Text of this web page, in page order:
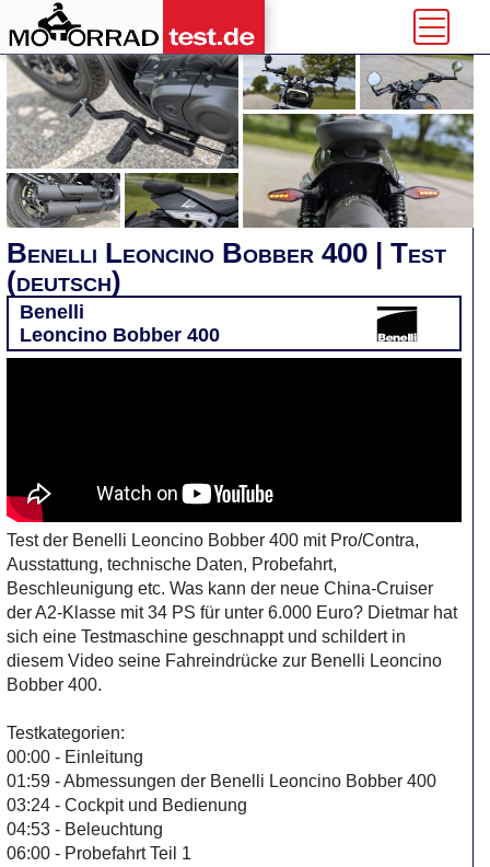
Benelli Leoncino Bobber 400 | Test
(deutsch)
Benelli
Leoncino Bobber 400
Test der Benelli Leoncino Bobber 400 mit Pro/Contra,
Ausstattung, technische Daten, Probefahrt,
Beschleunigung etc. Was kann der neue China-Cruiser
der A2-Klasse mit 34 PS für unter 6.000 Euro? Dietmar hat
sich eine Testmaschine geschnappt und schildert in
diesem Video seine Fahreindrücke zur Benelli Leoncino
Bobber 400.
Testkategorien:
00:00 - Einleitung
01:59 - Abmessungen der Benelli Leoncino Bobber 400
03:24 - Cockpit und Bedienung
04:53 - Beleuchtung
06:00 - Probefahrt Teil 1